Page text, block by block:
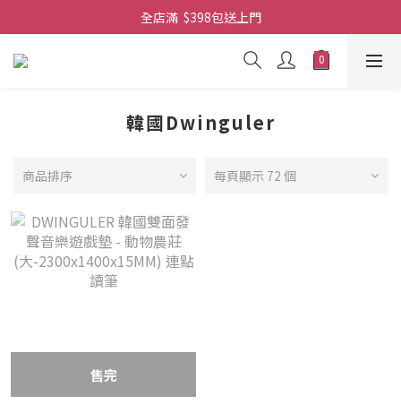
全店滿  $398包送上門
全店滿  $398包送上門
免費-簡單設計 禮卡 - 資料請在訂單上備注
韓國Dwinguler
商品排序 每頁顯示 72 個
售完